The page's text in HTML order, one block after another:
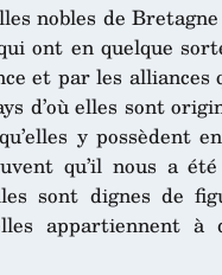
nobles de
ont en quelque
et par les alliances
d’où elles sont
y possèdent
qu’il nous a
sont dignes de
appartiennent